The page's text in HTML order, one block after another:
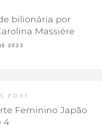
bilionária por
Massière
2023
POST
Feminino Japão
4